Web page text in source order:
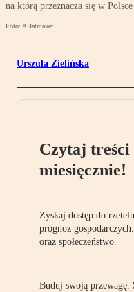
na którą przeznacza się w
Foto: AHatmaker
Urszula Zielińska
Czytaj treści
miesięcznie!
Zyskaj dostęp do
prognoz
oraz społeczeństwo.
Buduj swoją